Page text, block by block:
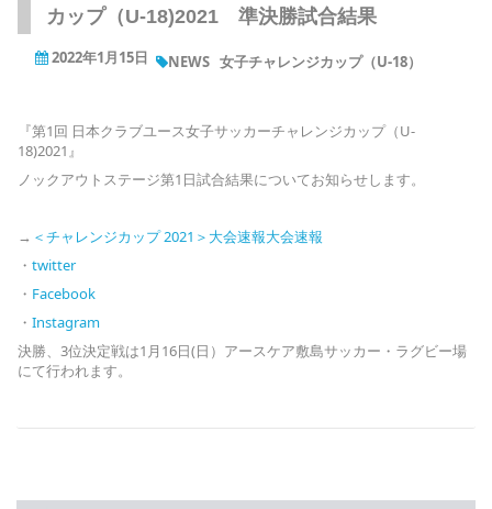
カップ（U-18)2021 準決勝試合結果
2022年1月15日 NEWS 女子チャレンジカップ（U-18）
『第1回 日本クラブユース女子サッカーチャレンジカップ（U-
18)2021』
ノックアウトステージ第1日試合結果についてお知らせします。
→ ＜チャレンジカップ 2021＞大会速報大会速報
・ twitter
・ Facebook
・ Instagram
決勝、3位決定戦は1月16日(日）アースケア敷島サッカー・ラグビー場
にて行われます。